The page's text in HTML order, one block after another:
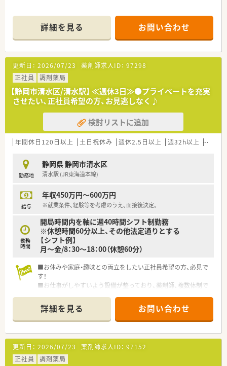
詳細を見る お問い合わせ
更新日： 2026/07/23 薬剤師求人ID： 97298
正社員
調剤薬局
【静岡市清水区/清水駅】 ≪週休3日≫●プライベートを充実
させたい、正社員希望の方、お見逃しなく♪
検討リストに追加
年間休日120日以上 土日祝休み 週休2.5日以上 週32h以上 新卒可
勤務地
静岡県 静岡市清水区
清水駅 (JR東海道本線)
給与
年収450万円～600万円
※就業条件、経験等を考慮のうえ、面接後決定。
勤務
時間
開局時間内を軸に週40時間シフト制勤務
※休憩時間60分以上、その他法定通りとする
【シフト例】
月～金/8：30～18：00（休憩60分）
■お休みや家庭・趣味との両立をしたい正社員希望の方、必見で
す！
■お仕事がしやすいよう設備が整っており、薬剤師、複数体制で
■店舗異動がなく、地元で長く勤務を続けたい方へオススメで
す。
詳細を見る お問い合わせ
更新日： 2026/07/23 薬剤師求人ID： 97152
正社員
調剤薬局